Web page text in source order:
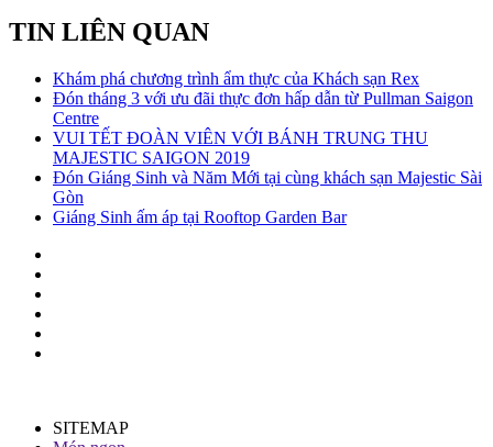
TIN LIÊN QUAN
Khám phá chương trình ẩm thực của Khách sạn Rex
Đón tháng 3 với ưu đãi thực đơn hấp dẫn từ Pullman Saigon
Centre
VUI TẾT ĐOÀN VIÊN VỚI BÁNH TRUNG THU
MAJESTIC SAIGON 2019
Đón Giáng Sinh và Năm Mới tại cùng khách sạn Majestic Sài
Gòn
Giáng Sinh ấm áp tại Rooftop Garden Bar
SITEMAP